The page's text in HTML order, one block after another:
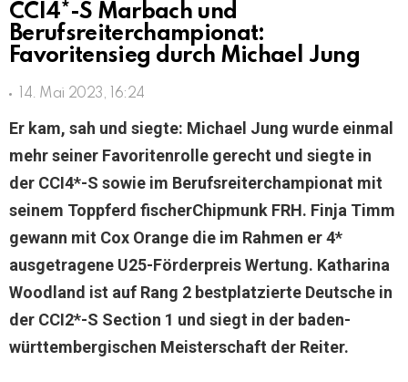
CCI4*-S Marbach und
Berufsreiterchampionat:
Favoritensieg durch Michael Jung
14. Mai 2023, 16:24
Er kam, sah und siegte: Michael Jung wurde einmal
mehr seiner Favoritenrolle gerecht und siegte in
der CCI4*-S sowie im Berufsreiterchampionat mit
seinem Toppferd fischerChipmunk FRH. Finja Timm
gewann mit Cox Orange die im Rahmen er 4*
ausgetragene U25-Förderpreis Wertung. Katharina
Woodland ist auf Rang 2 bestplatzierte Deutsche in
der CCI2*-S Section 1 und siegt in der baden-
württembergischen Meisterschaft der Reiter.